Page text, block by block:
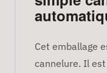
Cet emballage
cannelure. Il